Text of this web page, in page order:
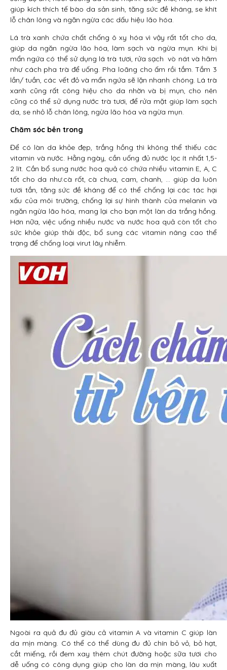
giúp kích thích tế bào da sản sinh, tăng sức đề kháng, se khít
lỗ chân lông và ngăn ngừa các dấu hiệu lão hóa.
Lá trà xanh chứa chất chống ô xy hóa vì vậy rất tốt cho da,
giúp da ngăn ngừa lão hóa, làm sạch và ngừa mụn. Khi bị
mẩn ngứa có thể sử dụng lá trà tươi, rửa sạch vò nát và hãm
như cách pha trà để uống. Pha loãng cho ấm rồi tắm. Tắm 3
lần/ tuần, các vết đỏ và mẩn ngứa sẽ lặn nhanh chóng. Lá trà
xanh cũng rất công hiệu cho da nhờn và bị mụn, cho nên
cũng có thể sử dụng nước trà tươi, để rửa mặt giúp làm sạch
da, se nhỏ lỗ chân lông, ngừa lão hóa và ngừa mụn.
Chăm sóc bên trong
Để có làn da khỏe đẹp, trắng hồng thì không thể thiếu các
vitamin và nước. Hằng ngày, cần uống đủ nước lọc ít nhất 1,5-
2 lít. Cần bổ sung nước hoa quả có chứa nhiều vitamin E, A, C
tốt cho da như:cà rốt, cà chua, cam, chanh, … giúp da luôn
tươi tắn, tăng sức đề kháng để có thể chống lại các tác hại
xấu của môi trường, chống lại sự hình thành của melanin và
ngăn ngừa lão hóa, mang lại cho bạn một làn da trắng hồng.
Hơn nữa, việc uống nhiều nước và nước hoa quả còn tốt cho
sức khỏe giúp thải độc, bổ sung các vitamin nâng cao thể
trạng để chống loại virut lây nhiễm.
Ngoài ra quả đu đủ giàu cả vitamin A và vitamin C giúp làn
da mịn màng. Có thể có thể dùng đu đủ chín bỏ vỏ, bỏ hạt,
cắt miếng, rồi đem xay thêm chút đường hoặc sữa tươi cho
dễ uống có công dụng giúp cho làn da mịn màng, lâu xuất